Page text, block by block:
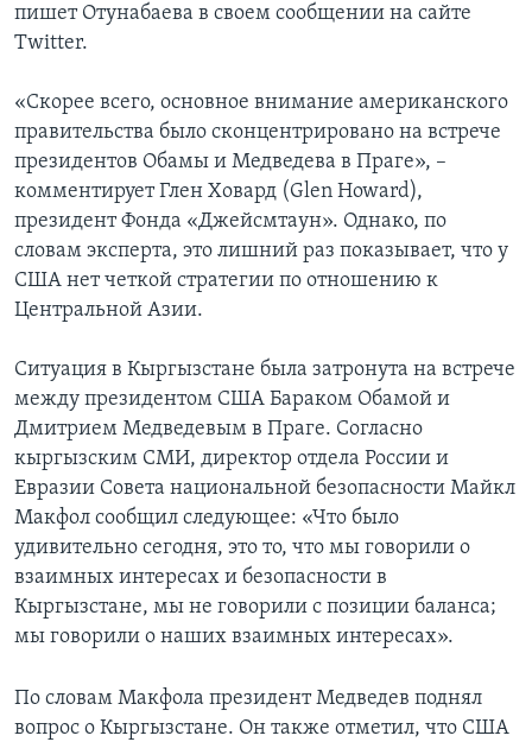
пишет Отунабаева в своем сообщении на сайте
Twitter.
«Скорее всего, основное внимание американского
правительства было сконцентрировано на встрече
президентов Обамы и Медведева в Праге», –
комментирует Глен Ховард (Glen Howard),
президент Фонда «Джейсмтаун». Однако, по
словам эксперта, это лишний раз показывает, что у
США нет четкой стратегии по отношению к
Центральной Азии.
Ситуация в Кыргызстане была затронута на встрече
между президентом США Бараком Обамой и
Дмитрием Медведевым в Праге. Согласно
кыргызским СМИ, директор отдела России и
Евразии Совета национальной безопасности Майкл
Макфол сообщил следующее: «Что было
удивительно сегодня, это то, что мы говорили о
взаимных интересах и безопасности в
Кыргызстане, мы не говорили с позиции баланса;
мы говорили о наших взаимных интересах».
По словам Макфола президент Медведев поднял
вопрос о Кыргызстане. Он также отметил, что США